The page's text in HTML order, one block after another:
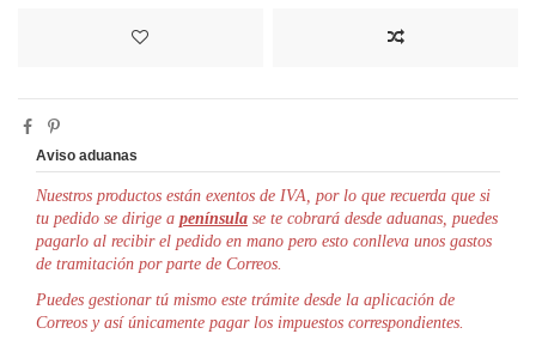
Aviso aduanas
Nuestros productos están exentos de IVA, por lo que recuerda que si
tu pedido se dirige a península se te cobrará desde aduanas, puedes
pagarlo al recibir el pedido en mano pero esto conlleva unos gastos
de tramitación por parte de Correos.
Puedes gestionar tú mismo este trámite desde la aplicación de
Correos y así únicamente pagar los impuestos correspondientes.